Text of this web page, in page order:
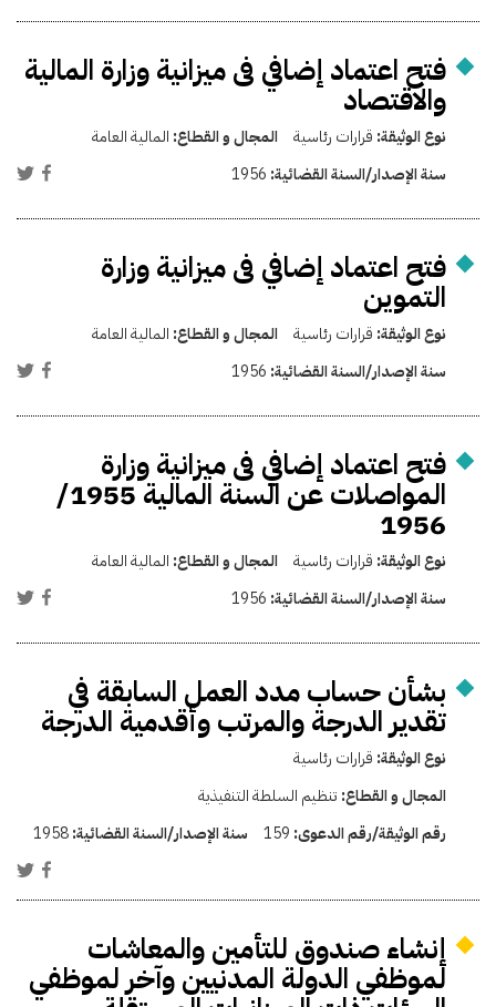
فتح اعتماد إضافي فى ميزانية وزارة المالية
والاقتصاد
نوع الوثيقة: قرارات رئاسية المجال و القطاع: المالية العامة
سنة الإصدار/السنة القضائية: 1956
فتح اعتماد إضافي فى ميزانية وزارة
التموين
نوع الوثيقة: قرارات رئاسية المجال و القطاع: المالية العامة
سنة الإصدار/السنة القضائية: 1956
فتح اعتماد إضافي فى ميزانية وزارة
المواصلات عن السنة المالية 1955/
1956
نوع الوثيقة: قرارات رئاسية المجال و القطاع: المالية العامة
سنة الإصدار/السنة القضائية: 1956
بشأن حساب مدد العمل السابقة في
تقدير الدرجة والمرتب وأقدمية الدرجة
نوع الوثيقة: قرارات رئاسية
المجال و القطاع: تنظيم السلطة التنفيذية
رقم الوثيقة/رقم الدعوى: 159 سنة الإصدار/السنة القضائية:1958
إنشاء صندوق للتأمين والمعاشات
لموظفي الدولة المدنيين وآخر لموظفي